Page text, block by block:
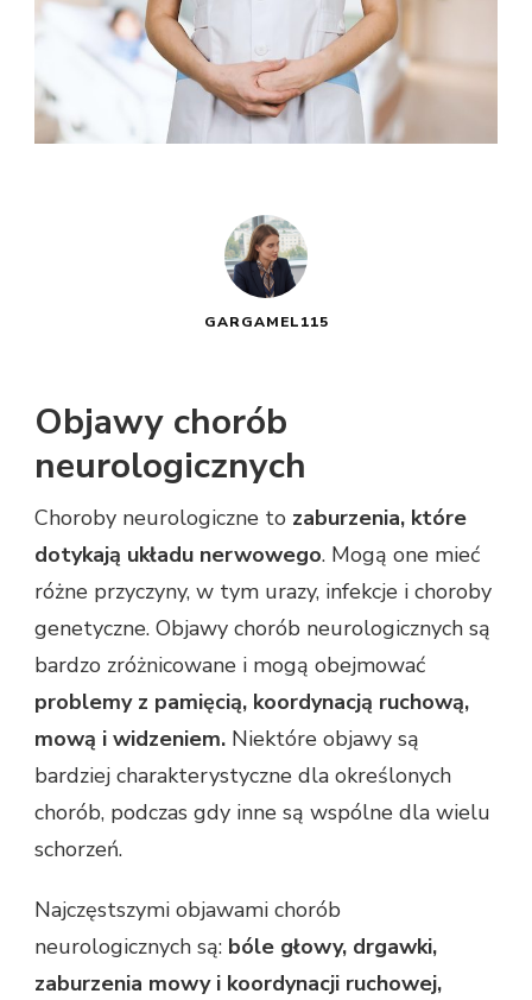
GARGAMEL115
Objawy chorób
neurologicznych
Choroby neurologiczne to zaburzenia, które
dotykają układu nerwowego. Mogą one mieć
różne przyczyny, w tym urazy, infekcje i choroby
genetyczne. Objawy chorób neurologicznych są
bardzo zróżnicowane i mogą obejmować
problemy z pamięcią, koordynacją ruchową,
mową i widzeniem. Niektóre objawy są
bardziej charakterystyczne dla określonych
chorób, podczas gdy inne są wspólne dla wielu
schorzeń.
Najczęstszymi objawami chorób
neurologicznych są: bóle głowy, drgawki,
zaburzenia mowy i koordynacji ruchowej,